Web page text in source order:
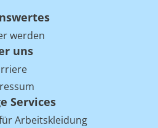
werden
uns
Services
Arbeitskleidung